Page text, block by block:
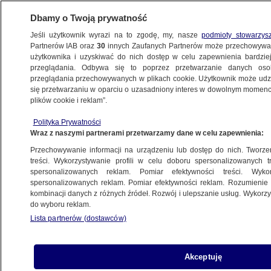
BIZNES
PIENIĄDZE
Co oznacza prezydenckie weto?
Łukasz Figielski
2.12.2025, 19:55
Posłuchaj artykułu
Czyta lektor AI
Dbamy o Twoją prywatność
Jeśli użytkownik wyrazi na to zgodę, my, naszepodmioty
Partnerów IAB oraz30 innych Zaufanych Partnerów może
użytkownika i uzyskiwać do nich dostęp w celu zapewnienia
przeglądania. Odbywa się to poprzez przetwarzanie danych
przeglądania przechowywanych w plikach cookie. Użytkownik może
się przetwarzaniu w oparciu o uzasadniony interes w dowolnym
plików cookie i reklam”.
Polityka Prywatności
Wraz z naszymi partnerami przetwarzamy dane w celu zapewnienia:
Przechowywanie informacji na urządzeniu lub dostęp do nich.
treści. Wykorzystywanie profili w celu doboru spersonalizowanych
spersonalizowanych reklam. Pomiar efektywności treści.
spersonalizowanych reklam. Pomiar efektywności reklam.
kombinacji danych z różnych źródeł. Rozwój i ulepszanie usług.
do wyboru reklam.
Lista partnerów (dostawców)
Akceptuję